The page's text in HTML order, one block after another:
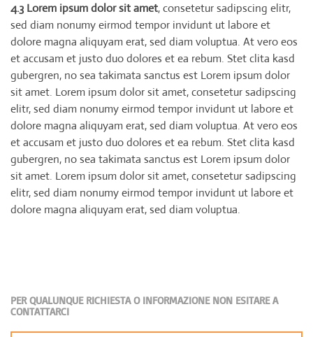
4.3 Lorem ipsum dolor sit amet, consetetur sadipscing elitr,
sed diam nonumy eirmod tempor invidunt ut labore et
dolore magna aliquyam erat, sed diam voluptua. At vero eos
et accusam et justo duo dolores et ea rebum. Stet clita kasd
gubergren, no sea takimata sanctus est Lorem ipsum dolor
sit amet. Lorem ipsum dolor sit amet, consetetur sadipscing
elitr, sed diam nonumy eirmod tempor invidunt ut labore et
dolore magna aliquyam erat, sed diam voluptua. At vero eos
et accusam et justo duo dolores et ea rebum. Stet clita kasd
gubergren, no sea takimata sanctus est Lorem ipsum dolor
sit amet. Lorem ipsum dolor sit amet, consetetur sadipscing
elitr, sed diam nonumy eirmod tempor invidunt ut labore et
dolore magna aliquyam erat, sed diam voluptua.
PER QUALUNQUE RICHIESTA O INFORMAZIONE NON ESITARE A
CONTATTARCI